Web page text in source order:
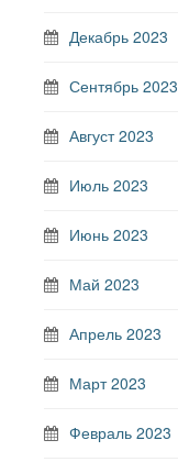
Декабрь 2023
Сентябрь 2023
Август 2023
Июль 2023
Июнь 2023
Май 2023
Апрель 2023
Март 2023
Февраль 2023